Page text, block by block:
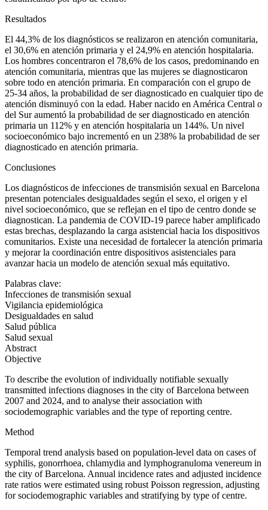
Resultados
El 44,3% de los diagnósticos se realizaron en atención comunitaria,
el 30,6% en atención primaria y el 24,9% en atención hospitalaria.
Los hombres concentraron el 78,6% de los casos, predominando en
atención comunitaria, mientras que las mujeres se diagnosticaron
sobre todo en atención primaria. En comparación con el grupo de
25-34 años, la probabilidad de ser diagnosticado en cualquier tipo de
atención disminuyó con la edad. Haber nacido en América Central o
del Sur aumentó la probabilidad de ser diagnosticado en atención
primaria un 112% y en atención hospitalaria un 144%. Un nivel
socioeconómico bajo incrementó en un 238% la probabilidad de ser
diagnosticado en atención primaria.
Conclusiones
Los diagnósticos de infecciones de transmisión sexual en Barcelona
presentan potenciales desigualdades según el sexo, el origen y el
nivel socioeconómico, que se reflejan en el tipo de centro donde se
diagnostican. La pandemia de COVID-19 parece haber amplificado
estas brechas, desplazando la carga asistencial hacia los dispositivos
comunitarios. Existe una necesidad de fortalecer la atención primaria
y mejorar la coordinación entre dispositivos asistenciales para
avanzar hacia un modelo de atención sexual más equitativo.
Palabras clave:
Infecciones de transmisión sexual
Vigilancia epidemiológica
Desigualdades en salud
Salud pública
Salud sexual
Abstract
Objective
To describe the evolution of individually notifiable sexually
transmitted infections diagnoses in the city of Barcelona between
2007 and 2024, and to analyse their association with
sociodemographic variables and the type of reporting centre.
Method
Temporal trend analysis based on population-level data on cases of
syphilis, gonorrhoea, chlamydia and lymphogranuloma venereum in
the city of Barcelona. Annual incidence rates and adjusted incidence
rate ratios were estimated using robust Poisson regression, adjusting
for sociodemographic variables and stratifying by type of centre.